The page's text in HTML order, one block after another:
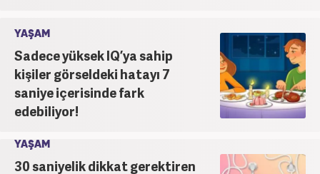
YAŞAM
Sadece yüksek IQ’ya sahip
kişiler görseldeki hatayı 7
saniye içerisinde fark
edebiliyor!
YAŞAM
30 saniyelik dikkat gerektiren